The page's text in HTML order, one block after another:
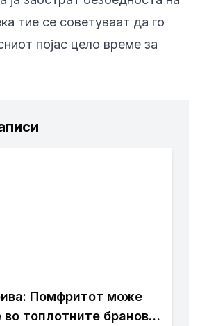
тие се советуваат да го
појас цело време за
Помфритот може
во топлотните бранови,